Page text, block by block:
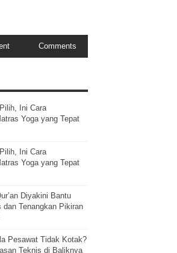
Comments
Ini Cara
Yoga yang Tepat
Ini Cara
Yoga yang Tepat
Diyakini Bantu
dan Tenangkan Pikiran
Pesawat Tidak Kotak?
Teknis di Baliknya